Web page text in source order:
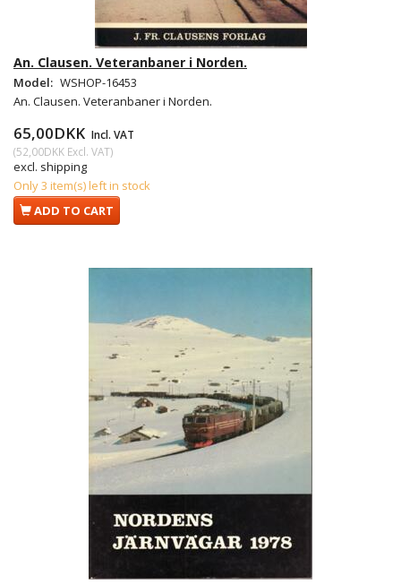
An. Clausen. Veteranbaner i Norden.
Model: WSHOP-16453
An. Clausen. Veteranbaner i Norden.
65,00DKK Incl. VAT
(52,00DKK Excl. VAT)
excl. shipping
Only 3 item(s) left in stock
ADD TO CART